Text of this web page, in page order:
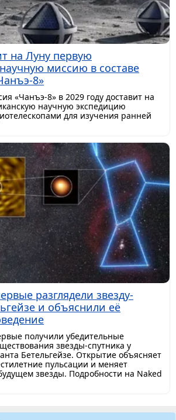
на Луну первую
миссию в составе
8»
«Чанъэ-8» в 2029 году доставит на
научную экспедицию
для изучения ранней
разглядели звезду-
и объяснили её
получили убедительные
звезды-спутника у
Бетельгейзе. Открытие объясняет
пульсации и меняет
звезды. Подробности на Naked